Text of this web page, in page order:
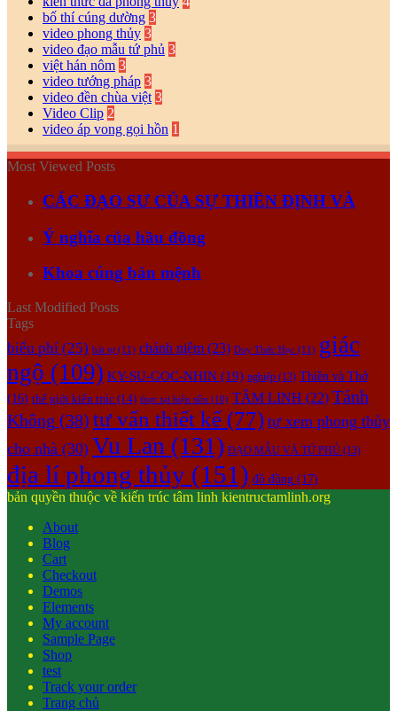
bố thí cúng dường 3
video phong thủy 3
video đạo mẫu tứ phủ 3
việt hán nôm 3
video tướng pháp 3
video đền chùa việt 3
Video Clip 2
video áp vong gọi hồn 1
Most Viewed Posts
CÁC ĐẠO SƯ CỦA SỰ THIỀN ĐỊNH VÀ
Ý nghĩa của hầu đồng
Khoa cúng bản mệnh
Last Modified Posts
Tags
biểu phí (25) bát tự(11) chánh niệm (23) Duy Thức Học (11) giác
ngộ (109) KY-SU-GOC-NHIN (19) nghiệp (13) Thiền và Thở
(16) thế giới kiến trúc (14) thực tại hiện tiền (10) TÂM LINH (22) Tánh
Không (38) tư vấn thiết kế(77) tự xem phong thủy
cho nhà (30) Vu Lan (131) ĐẠO MẪU VÀ TỨ PHỦ (13)
địa lí phong thủy (151) đồ đồng (17)
bản quyền thuộc về kiến trúc tâm linh kientructamlinh.org
About
Blog
Cart
Checkout
Demos
Elements
My account
Sample Page
Shop
test
Track your order
Trang chủ